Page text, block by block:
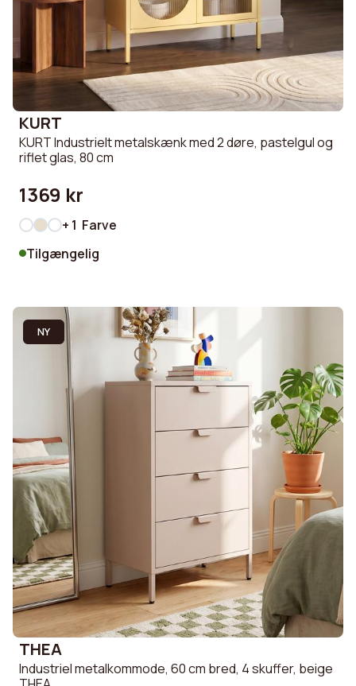
KURT
KURT Industrielt metalskænk med 2 døre, pastelgul og
riflet glas, 80 cm
1369 kr
+ 1 Farve
Tilgængelig
NY
THEA
Industriel metalkommode, 60 cm bred, 4 skuffer, beige